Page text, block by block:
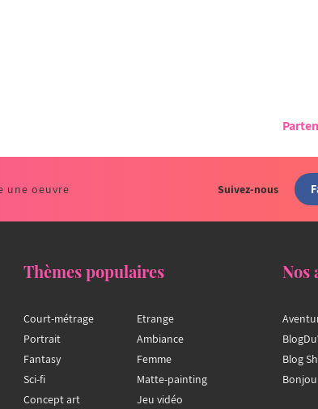
une oeuvre Suivez-nous
Thèmes populaires
Court-métrage
Portrait
Fantasy
Sci-fi
Concept art
Etrange
Ambiance
Femme
Matte-painting
Jeu vidéo
Nos
Blog